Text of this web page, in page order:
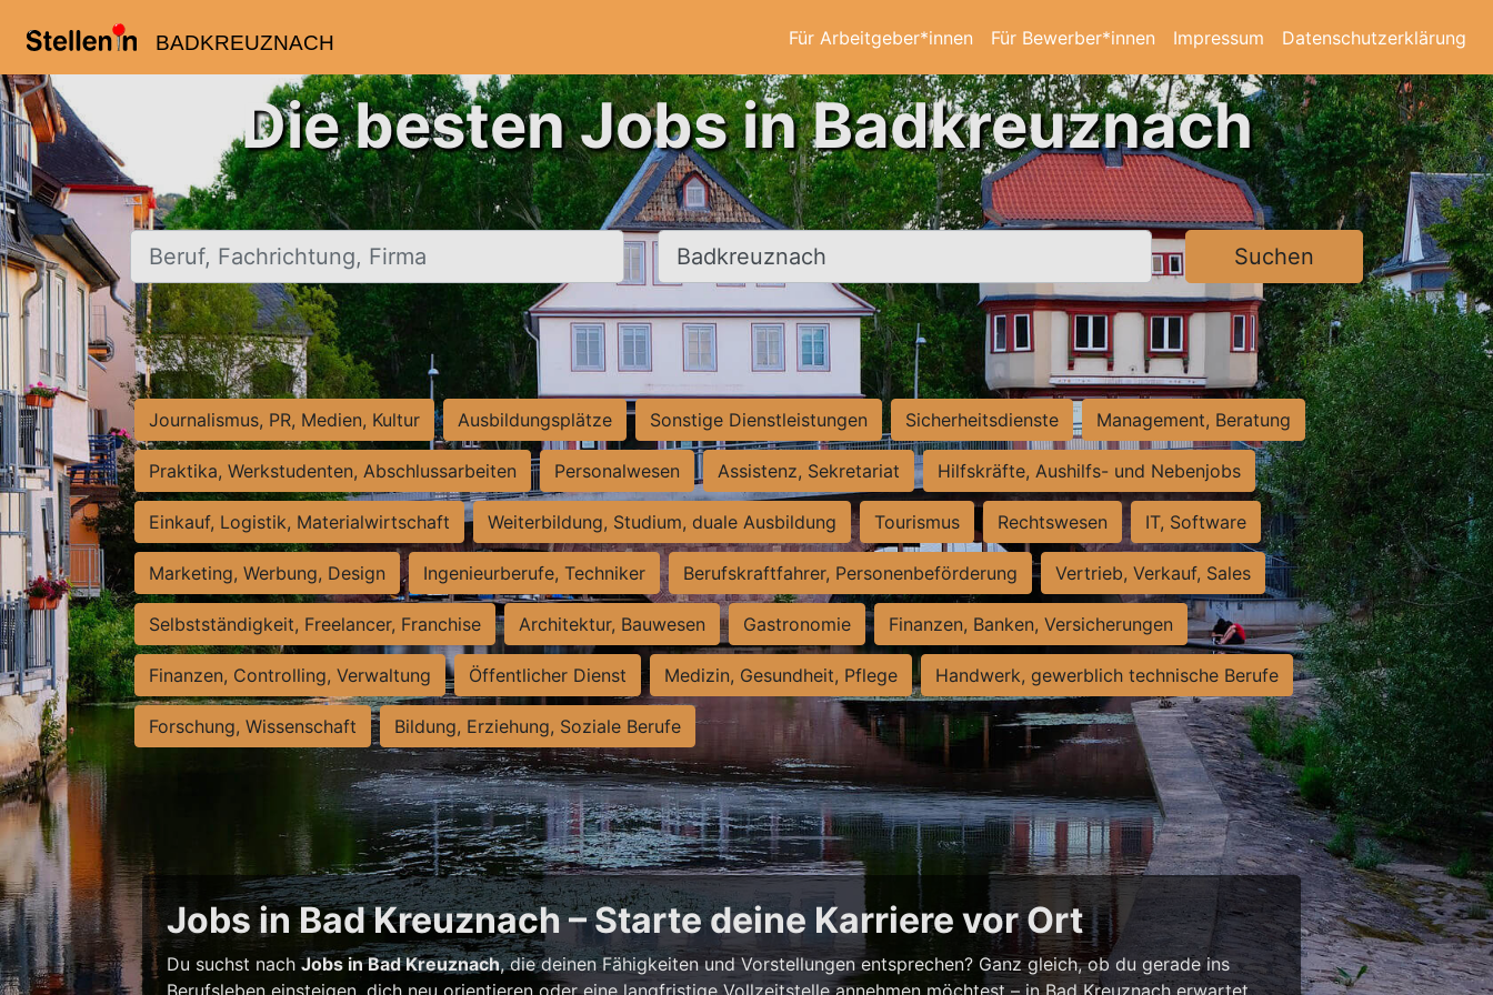
BADKREUZNACH Für Arbeitgeber*innen Für Bewerber*innen Impressum Datenschutzerklärung
Die besten Jobs in Badkreuznach
Beruf, Fachrichtung, Firma Ort, Stadt Suchen
Journalismus, PR, Medien, Kultur Ausbildungsplätze Sonstige Dienstleistungen Sicherheitsdienste Management, Beratung
Praktika, Werkstudenten, Abschlussarbeiten Personalwesen Assistenz, Sekretariat Hilfskräfte, Aushilfs- und Nebenjobs
Einkauf, Logistik, Materialwirtschaft Weiterbildung, Studium, duale Ausbildung Tourismus Rechtswesen IT, Software
Marketing, Werbung, Design Ingenieurberufe, Techniker Berufskraftfahrer, Personenbeförderung Vertrieb, Verkauf, Sales
Selbstständigkeit, Freelancer, Franchise Architektur, Bauwesen Gastronomie Finanzen, Banken, Versicherungen
Finanzen, Controlling, Verwaltung Öffentlicher Dienst Medizin, Gesundheit, Pflege Handwerk, gewerblich technische Berufe
Forschung, Wissenschaft Bildung, Erziehung, Soziale Berufe
Jobs in Bad Kreuznach – Starte deine Karriere vor Ort
Du suchst nachJobs in Bad Kreuznach, die deinen Fähigkeiten und Vorstellungen entsprechen? Ganz gleich, ob du gerade ins